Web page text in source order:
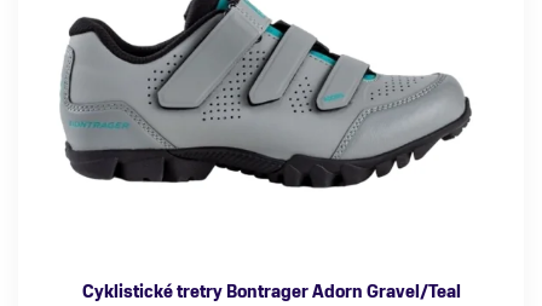
Cyklistické tretry Bontrager Adorn Gravel/Teal